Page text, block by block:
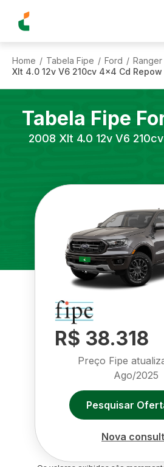
Home / Tabela Fipe / Ford / Ranger
Xlt 4.0 12v V6 210cv 4x4 Cd Repow
Tabela Fipe
2008 Xlt 4.0 12v V6
R$ 38.318
Preço Fipe
Ago/2025
Pesquisar
Nova